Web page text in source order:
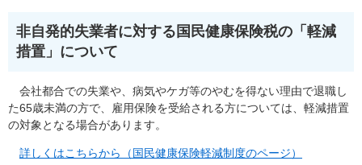
非自発的失業者に対する国民健康保険税の「軽減
措置」について
会社都合での失業や、病気やケガ等のやむを得ない理由で退職し
た65歳未満の方で、雇用保険を受給される方については、軽減措置
の対象となる場合があります。
詳しくはこちらから（国民健康保険軽減制度のページ）